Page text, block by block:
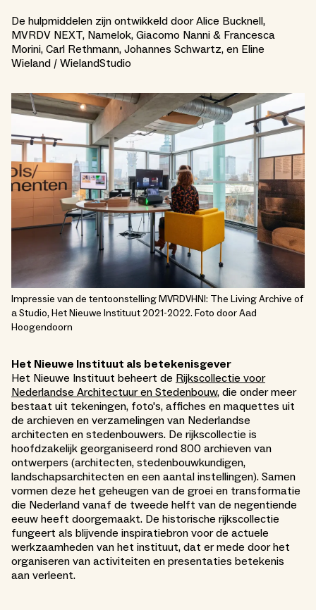
De hulpmiddelen zijn ontwikkeld door Alice Bucknell,
MVRDV NEXT, Namelok, Giacomo Nanni & Francesca
Morini, Carl Rethmann, Johannes Schwartz, en Eline
Wieland / WielandStudio
Impressie van de tentoonstelling MVRDVHNI: The Living Archive of
a Studio, Het Nieuwe Instituut 2021-2022. Foto door Aad
Hoogendoorn
Het Nieuwe Instituut als betekenisgever
Het Nieuwe Instituut beheert de Rijkscollectie voor
Nederlandse Architectuur en Stedenbouw, die onder meer
bestaat uit tekeningen, foto's, affiches en maquettes uit
de archieven en verzamelingen van Nederlandse
architecten en stedenbouwers. De rijkscollectie is
hoofdzakelijk georganiseerd rond 800 archieven van
ontwerpers (architecten, stedenbouwkundigen,
landschapsarchitecten en een aantal instellingen). Samen
vormen deze het geheugen van de groei en transformatie
die Nederland vanaf de tweede helft van de negentiende
eeuw heeft doorgemaakt. De historische rijkscollectie
fungeert als blijvende inspiratiebron voor de actuele
werkzaamheden van het instituut, dat er mede door het
organiseren van activiteiten en presentaties betekenis
aan verleent.